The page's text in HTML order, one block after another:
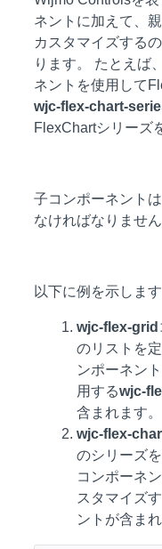
ネントに加えて、
カスタマイズする
ります。 たとえば、
ネントを使用して
wjc-flex-chart-
FlexChartシリーズ
子コンポーネント
なければなりません
以下に例を示します
wjc-flex-grid
のリストを
ンポーネン
用するwjc-
含まれます。
wjc-flex-
のシリーズ
コンポーネ
スタマイズ
ントが含まれ